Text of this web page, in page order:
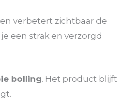
verbetert zichtbaar de
een strak en verzorgd
bolling. Het product blijft